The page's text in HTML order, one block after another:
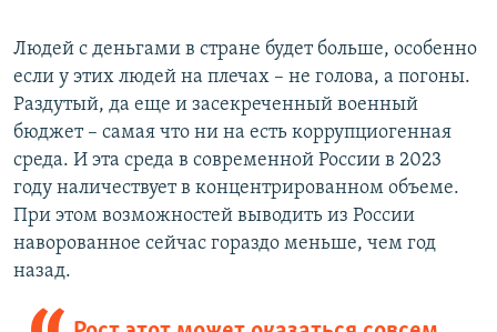
Людей с деньгами в стране будет больше, особенно
если у этих людей на плечах – не голова, а погоны.
Раздутый, да еще и засекреченный военный
бюджет – самая что ни на есть коррупциогенная
среда. И эта среда в современной России в 2023
году наличествует в концентрированном объеме.
При этом возможностей выводить из России
наворованное сейчас гораздо меньше, чем год
назад.